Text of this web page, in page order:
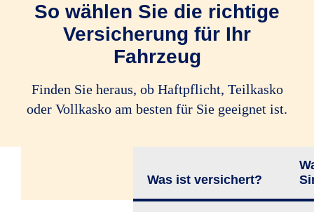
So wählen Sie die richtige
Versicherung für Ihr
Fahrzeug
Finden Sie heraus, ob Haftpflicht, Teilkasko
oder Vollkasko am besten für Sie geeignet ist.
Was ist versichert?